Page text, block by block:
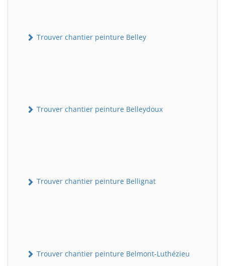
Trouver chantier peinture Belley
Trouver chantier peinture Belleydoux
Trouver chantier peinture Bellignat
Trouver chantier peinture Belmont-Luthézieu